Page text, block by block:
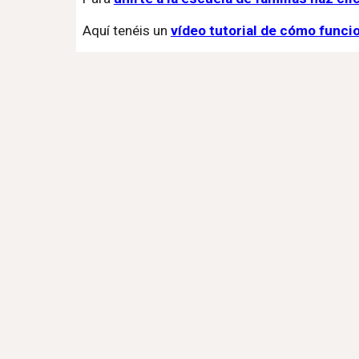
Aquí tenéis un vídeo tutorial de cómo